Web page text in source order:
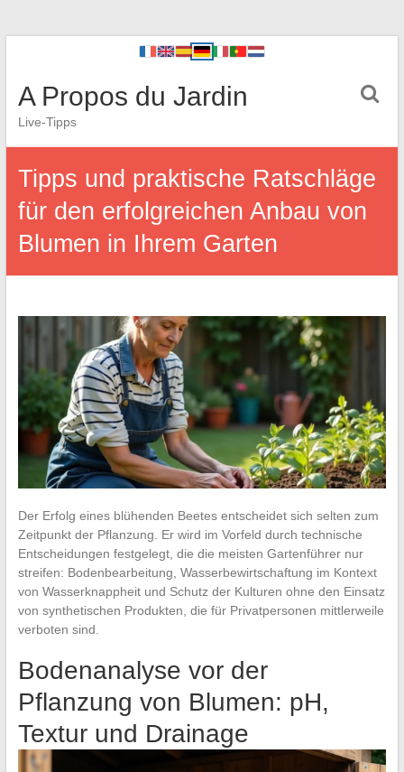
A Propos du Jardin
Live-Tipps
Tipps und praktische Ratschläge
für den erfolgreichen Anbau von
Blumen in Ihrem Garten
Der Erfolg eines blühenden Beetes entscheidet sich selten zum
Zeitpunkt der Pflanzung. Er wird im Vorfeld durch technische
Entscheidungen festgelegt, die die meisten Gartenführer nur
streifen: Bodenbearbeitung, Wasserbewirtschaftung im Kontext
von Wasserknappheit und Schutz der Kulturen ohne den Einsatz
von synthetischen Produkten, die für Privatpersonen mittlerweile
verboten sind.
Bodenanalyse vor der
Pflanzung von Blumen: pH,
Textur und Drainage